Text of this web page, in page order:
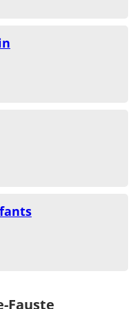
Fauste